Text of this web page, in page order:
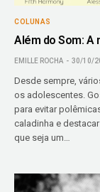
COLUNAS
Além do Som: A
EMILLE ROCHA 30/10/
Desde sempre,
os adolescentes.
para evitar
caladinha e
que seja um…